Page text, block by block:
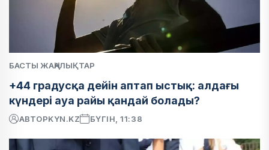
БАСТЫ ЖАҢАЛЫҚТАР
+44 градусқа дейін аптап ыстық: алдағы
күндері ауа райы қандай болады?
АВТОРKYN.KZ БҮГІН, 11:38